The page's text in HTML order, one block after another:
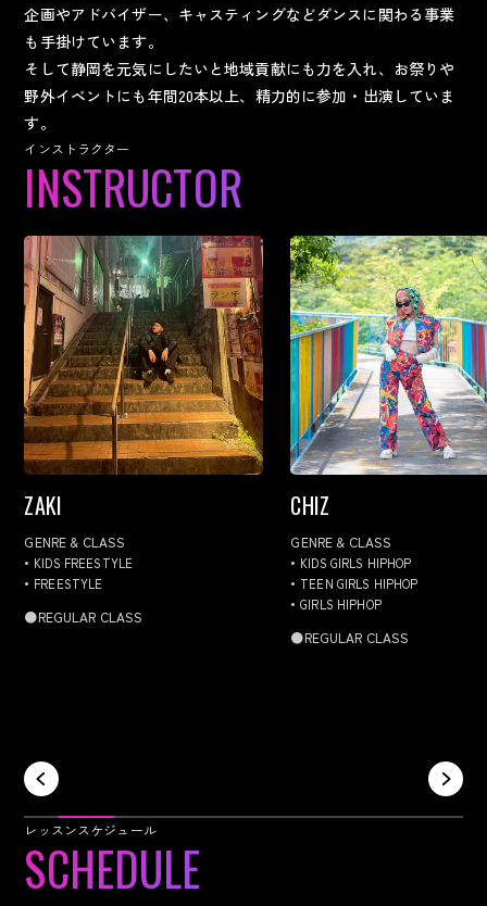
企画やアドバイザー、キャスティングなどダンスに関わる事業
も手掛けています。
そして静岡を元気にしたいと地域貢献にも力を入れ、お祭りや
野外イベントにも年間20本以上、精力的に参加・出演していま
す。
インストラクター
ZAKI
GENRE & CLASS
KIDS FREESTYLE
FREESTYLE
●REGULAR CLASS
CHIZ
GENRE & CLASS
KIDS GIRLS HIPHOP
TEEN GIRLS HIPHOP
GIRLS HIPHOP
●REGULAR CLASS
レッスンスケジュール